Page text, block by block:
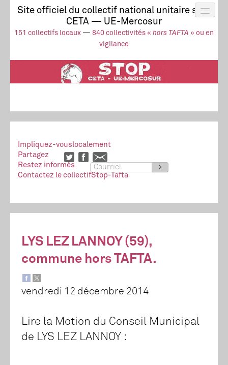
Site officiel du collectif national unitaire stop
CETA — UE-Mercosur
151 collectifs locaux — 840 collectivités « hors TAFTA » ou en
vigilance
Actus
UE-Mercosur
Stop à l’impunité !
TAFTA
CETA
Collectif
Impliquez-vouslocalement
Partagez
Restez informés
>
Contactez le collectifStop-Tafta
LYS LEZ LANNOY (59),
commune hors TAFTA.
vendredi 12 décembre 2014
Lire la Motion du Conseil Municipal
de LYS LEZ LANNOY :